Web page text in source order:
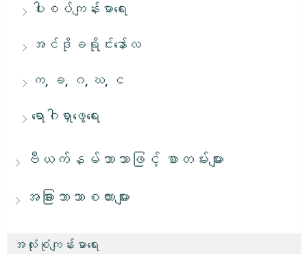
ပါးစပ်ကျန်းမာရေး
အင်ဒိုခရိုင်းနော်လ
က, ခ, ဂ, ဃ, င
ရောဂါရှာဖွေရေး
ဗီယက်နမ်ဘာသာဖြင့် စာတမ်းများ
အခြားဘာသာစကားများ
အလုံးစုံကျန်းမာရေး